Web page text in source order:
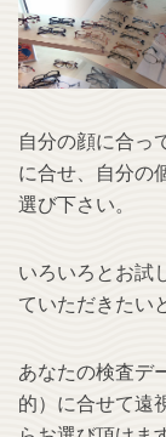
自分の顔に合
に合せ、自分の
選び下さい。
いろいろとお試
ていただきたい
あなたの検査デ
的）に合せて遠